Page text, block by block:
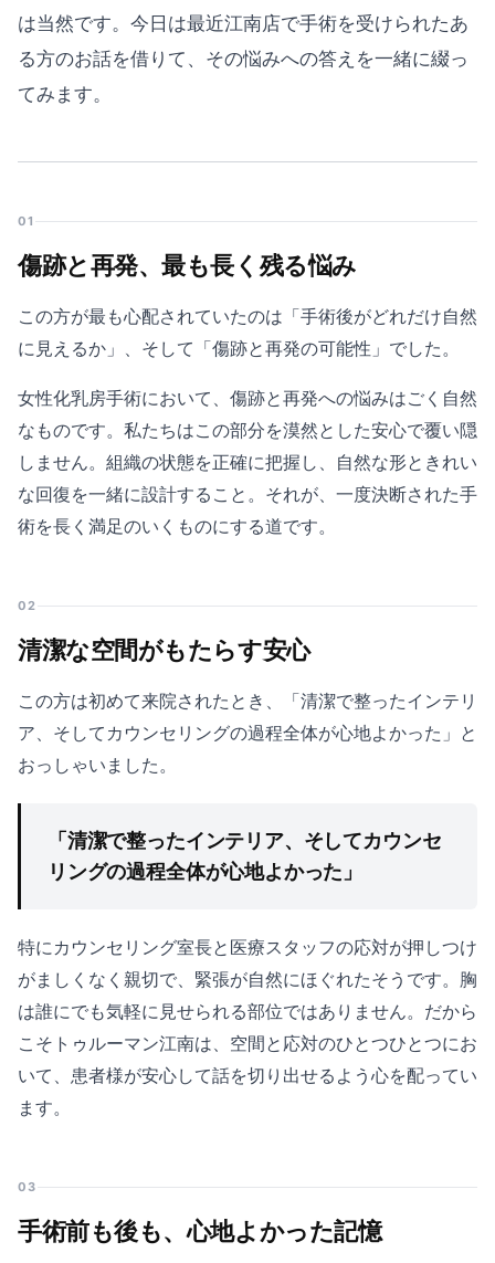
は当然です。今日は最近江南店で手術を受けられたあ
る方のお話を借りて、その悩みへの答えを一緒に綴っ
てみます。
01
傷跡と再発、最も長く残る悩み
この方が最も心配されていたのは「手術後がどれだけ自然
に見えるか」、そして「傷跡と再発の可能性」でした。
女性化乳房手術において、傷跡と再発への悩みはごく自然
なものです。私たちはこの部分を漠然とした安心で覆い隠
しません。組織の状態を正確に把握し、自然な形ときれい
な回復を一緒に設計すること。それが、一度決断された手
術を長く満足のいくものにする道です。
02
清潔な空間がもたらす安心
この方は初めて来院されたとき、「清潔で整ったインテリ
ア、そしてカウンセリングの過程全体が心地よかった」と
おっしゃいました。
「清潔で整ったインテリア、そしてカウンセ
リングの過程全体が心地よかった」
特にカウンセリング室長と医療スタッフの応対が押しつけ
がましくなく親切で、緊張が自然にほぐれたそうです。胸
は誰にでも気軽に見せられる部位ではありません。だから
こそトゥルーマン江南は、空間と応対のひとつひとつにお
いて、患者様が安心して話を切り出せるよう心を配ってい
ます。
03
手術前も後も、心地よかった記憶